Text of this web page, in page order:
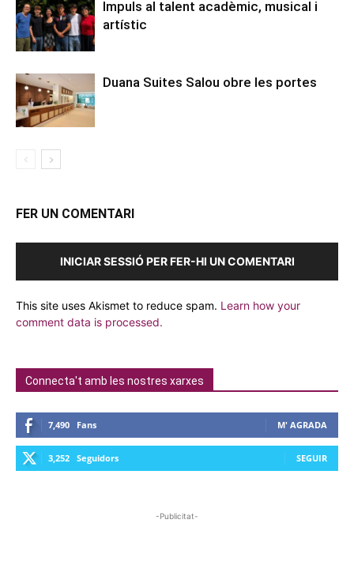
Impuls al talent acadèmic, musical i
artístic
Duana Suites Salou obre les portes
FER UN COMENTARI
INICIAR SESSIÓ PER FER-HI UN COMENTARI
This site uses Akismet to reduce spam. Learn how your
comment data is processed.
Connecta't amb les nostres xarxes
7,490 Fans M' AGRADA
3,252 Seguidors SEGUIR
-Publicitat-